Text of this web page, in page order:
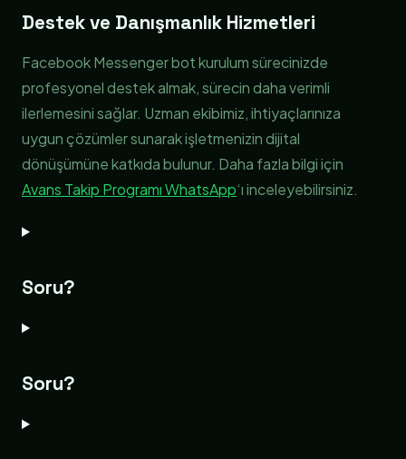
Destek ve Danışmanlık Hizmetleri
Facebook Messenger bot kurulum sürecinizde
profesyonel destek almak, sürecin daha verimli
ilerlemesini sağlar. Uzman ekibimiz, ihtiyaçlarınıza
uygun çözümler sunarak işletmenizin dijital
dönüşümüne katkıda bulunur. Daha fazla bilgi için
Avans Takip Programı WhatsApp‘ı inceleyebilirsiniz.
Soru?
Soru?